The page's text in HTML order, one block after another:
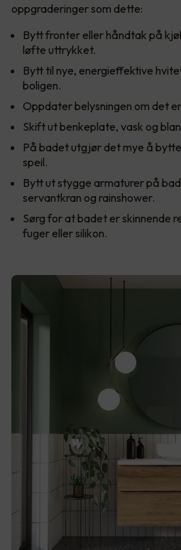
oppgraderinger som dette:
Bytt fronter eller håndtak på
løfte uttrykket.
Bytt til nye, energieffektive
boligen.
Oppdater belysningen om det
Skift ut benkeplate, vask og
På badet utgjør det mye å
speil.
Bytt ut stygge armaturer på
servantkran og rainshower.
Sørg for at badet er skinnende
fuger eller silikon.